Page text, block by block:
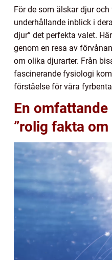
För de som älskar djur
underhållande inblick i
djur” det perfekta valet.
genom en resa av
om olika djurarter. Från
fascinerande fysiologi
förståelse för våra
En
”rolig fakta om